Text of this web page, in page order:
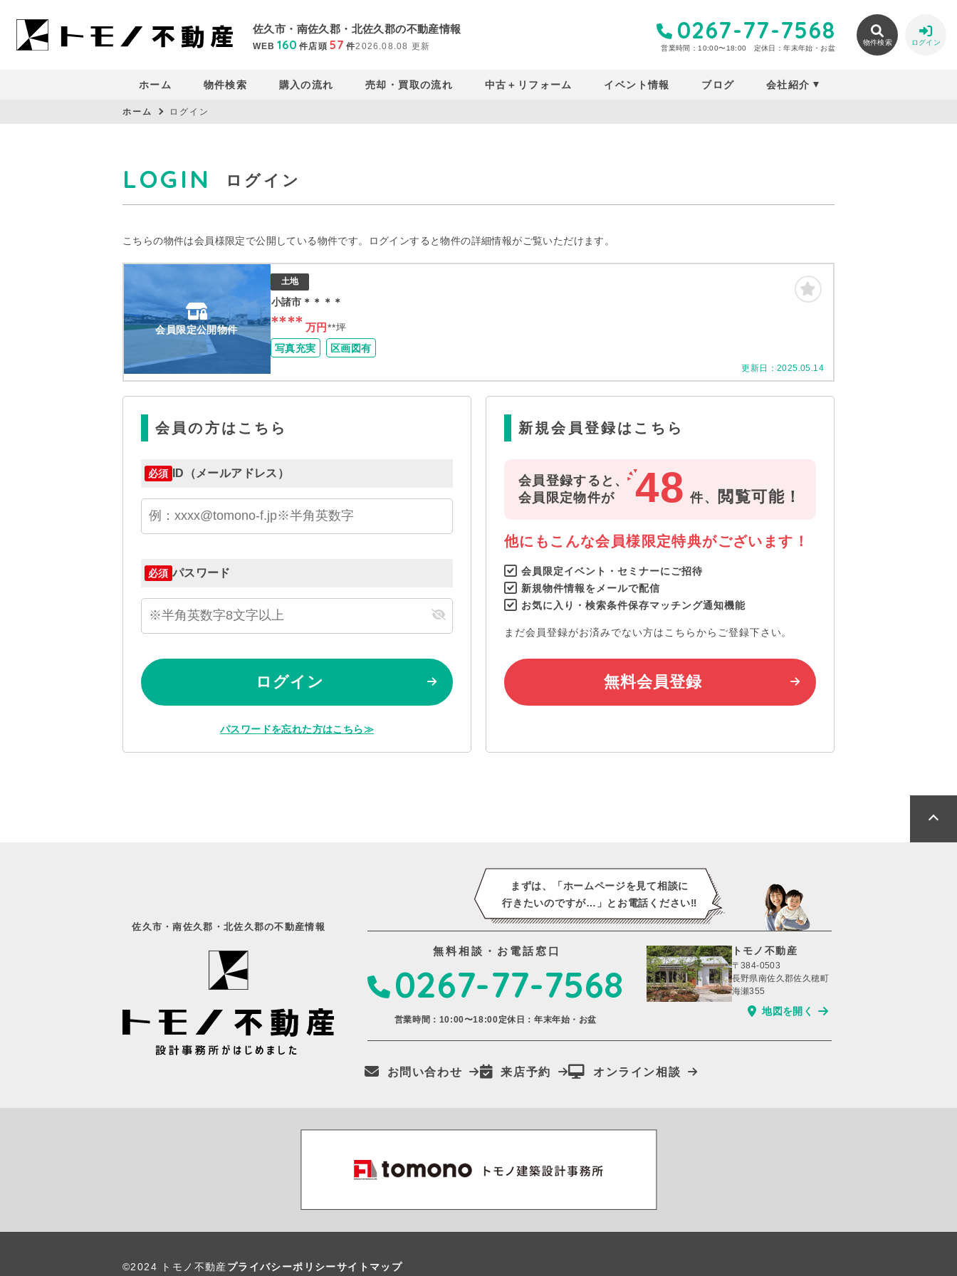
佐久市・南佐久郡・北佐久郡の不動産情報
WEB 160 件店頭 57 件2026.08.08 更新
0267-77-7568
営業時間：10:00〜18:00 定休日：年末年始・お盆
物件検索 ログイン
ホーム 物件検索 購入の流れ 売却・買取の流れ 中古＋リフォーム イベント情報 ブログ 会社紹介
ホーム ログイン
LOGIN ログイン
こちらの物件は会員様限定で公開している物件です。ログインすると物件の詳細情報がご覧いただけます。
会員限定公開物件
土地
小諸市＊＊＊＊
**** 万円**坪
写真充実
区画図有
更新日： 2025.05.14
会員の方はこちら
必須 ID（メールアドレス）
必須 パスワード
ログイン
パスワードを忘れた方はこちら≫
新規会員登録はこちら
会員登録すると、
会員限定物件が
48 件、 閲覧可能！
他にもこんな会員様限定特典がございます！
会員限定イベント・セミナーにご招待
新規物件情報をメールで配信
お気に入り・検索条件保存マッチング通知機能
まだ会員登録がお済みでない方はこちらからご登録下さい。
無料会員登録
佐久市・南佐久郡・北佐久郡の不動産情報
まずは、「ホームページを見て相談に
行きたいのですが…」 とお電話ください‼️
無料相談・お電話窓口
0267-77-7568
営業時間：10:00〜18:00定休日：年末年始・お盆
トモノ不動産
〒384-0503
長野県南佐久郡佐久穂町
海瀬355
地図を開く
お問い合わせ 来店予約 オンライン相談
プライバシーポリシーサイトマップ
©2024 トモノ不動産